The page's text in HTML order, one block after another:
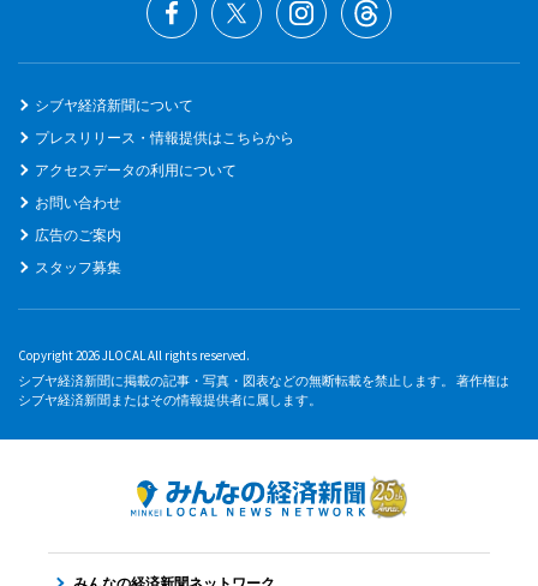
シブヤ経済新聞について
プレスリリース・情報提供はこちらから
アクセスデータの利用について
お問い合わせ
広告のご案内
スタッフ募集
Copyright 2026 JLOCAL All rights reserved.
シブヤ経済新聞に掲載の記事・写真・図表などの無断転載を禁止します。 著作権は
シブヤ経済新聞またはその情報提供者に属します。
みんなの経済新聞ネットワーク